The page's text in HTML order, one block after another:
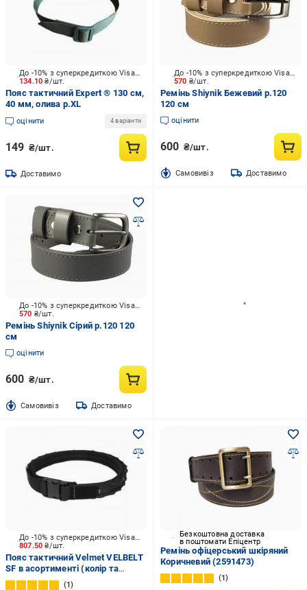
134.10₴/шт.
До -10% з суперкредиткою Visa Вигода
Пояс тактичний Expert ® 130 см,
40 мм, олива р.XL
оцінити 4 варіанти
149 ₴/шт.
Доставимо
570 ₴/шт.
До -10% з суперкредиткою Visa Вигода
Ремінь Shiynik Бежевий р.120
120 см
оцінити
600 ₴/шт.
Cамовивіз Доставимо
570 ₴/шт.
До -10% з суперкредиткою Visa Вигода
Ремінь Shiynik Сірий р.120 120
см
оцінити
600 ₴/шт.
Cамовивіз Доставимо
807.50₴/шт.
До -10% з суперкредиткою Visa Вигода
Пояс тактичний Velmet VELBELT
SF в асортименті (колір та
розмір)
1
Безкоштовна доставка
в поштомати Епіцентр
Ремінь офіцерський шкіряний
Коричневий (2591473)
1